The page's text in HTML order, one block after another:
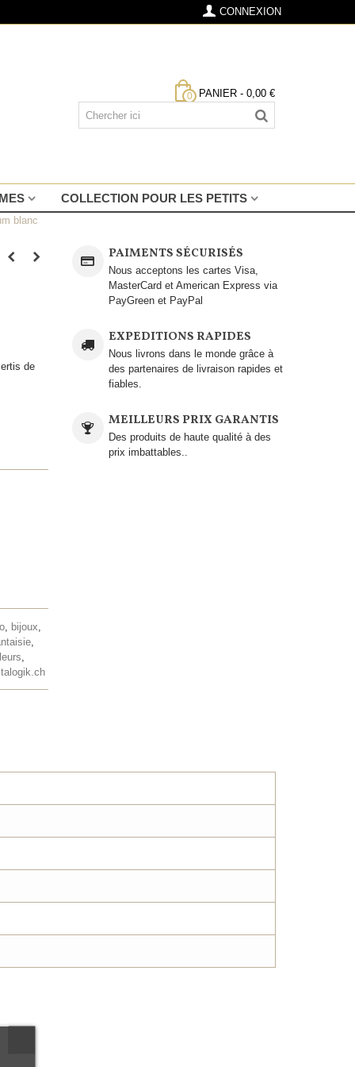
CONNEXION
0 PANIER - 0,00 €
COLLECTION POUR LES PETITS
blanc
de
, bijoux,
,
,
PAIMENTS SÉCURISÉS
Nous acceptons les cartes Visa,
MasterCard et American Express via
PayGreen et PayPal
EXPEDITIONS RAPIDES
Nous livrons dans le monde grâce à
des partenaires de livraison rapides et
fiables.
MEILLEURS PRIX GARANTIS
Des produits de haute qualité à des
prix imbattables..